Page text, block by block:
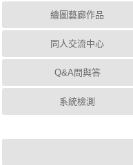
繪圖藝廊作品
同人交流中心
Q&A問與答
系統檢測